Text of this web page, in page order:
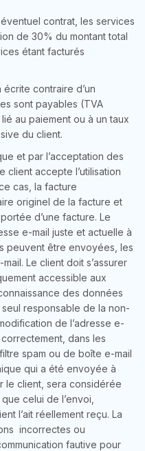
contrat, les services
de 30% du montant total
étant facturés
contraire d’un
sont payables (TVA
au paiement ou à un taux
du client.
et par l’acceptation des
client accepte l’utilisation
cas, la facture
originel de la facture et
d’une facture. Le
e-mail juste et actuelle à
peuvent être envoyées, les
Le client doit s’assurer
accessible aux
des données
responsable de la non-
de l’adresse e-
correctement, dans les
spam ou de boîte e-mail
qui a été envoyée à
le client, sera considérée
celui de l’envoi,
l’ait réellement reçu. La
incorrectes ou
fautive pour